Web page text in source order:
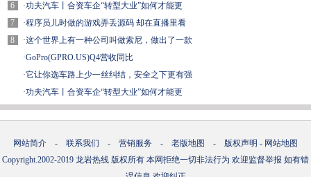
6
7
8
·功夫汽车丨合资车企“转型大业”如何才能更
·程序员儿时做的游戏弄丢源码 却在直播里看
·这个世界上有一种公司叫做索尼，做出了一款
·GoPro(GPRO.US)Q4营收同比
·它让你选车路上少一丝纠结，安全之下更有强
·功夫汽车丨合资车企“转型大业”如何才能更
网站简介 - 联系我们 - 营销服务 - 老版地图 - 版权声明 - 网站地图
Copyright.2002-2019 龙岩热线 版权所有 本网拒绝一切非法行为 欢迎监督举报 如有错